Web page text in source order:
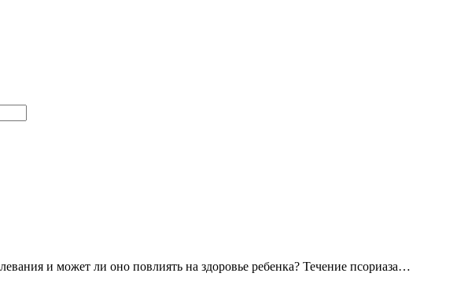
и может ли оно повлиять на здоровье ребенка? Течение псориаза…